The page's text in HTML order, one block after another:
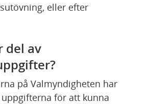
eller efter
del av
på Valmyndigheten har
för att kunna